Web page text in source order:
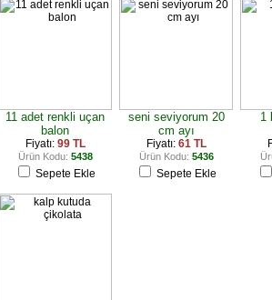
11 adet renkli uçan
balon
Fiyatı: 99 TL
Ürün Kodu: 5438
Sepete Ekle
seni seviyorum 20
cm ayı
Fiyatı: 61 TL
Ürün Kodu: 5436
Sepete Ekle
1